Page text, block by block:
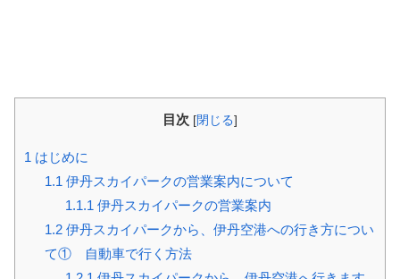
目次 [閉じる]
1 はじめに
1.1 伊丹スカイパークの営業案内について
1.1.1 伊丹スカイパークの営業案内
1.2伊丹スカイパークから、伊丹空港への行き方につい
て① 自動車で行く方法